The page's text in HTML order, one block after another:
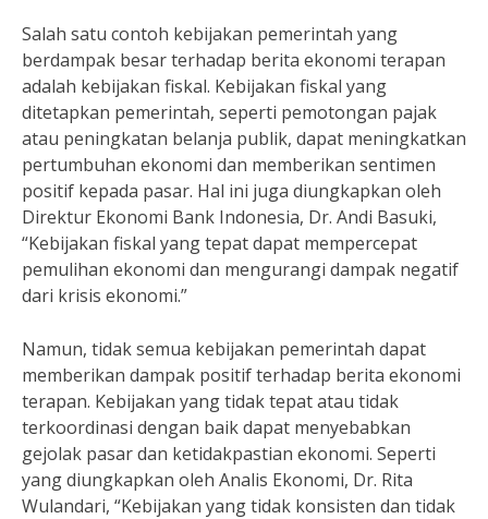
Salah satu contoh kebijakan pemerintah yang
berdampak besar terhadap berita ekonomi terapan
adalah kebijakan fiskal. Kebijakan fiskal yang
ditetapkan pemerintah, seperti pemotongan pajak
atau peningkatan belanja publik, dapat meningkatkan
pertumbuhan ekonomi dan memberikan sentimen
positif kepada pasar. Hal ini juga diungkapkan oleh
Direktur Ekonomi Bank Indonesia, Dr. Andi Basuki,
“Kebijakan fiskal yang tepat dapat mempercepat
pemulihan ekonomi dan mengurangi dampak negatif
dari krisis ekonomi.”
Namun, tidak semua kebijakan pemerintah dapat
memberikan dampak positif terhadap berita ekonomi
terapan. Kebijakan yang tidak tepat atau tidak
terkoordinasi dengan baik dapat menyebabkan
gejolak pasar dan ketidakpastian ekonomi. Seperti
yang diungkapkan oleh Analis Ekonomi, Dr. Rita
Wulandari, “Kebijakan yang tidak konsisten dan tidak